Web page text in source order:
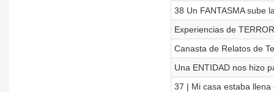
38 Un FANTASMA sube
Experiencias de
Canasta de Relatos de
Una ENTIDAD nos hizo
37 | Mi casa estaba llena